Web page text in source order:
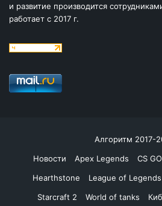
и развитие производится
работает с 2017 г.
Алгоритм 2017-
Новости
Apex Legends CS GO
Hearthstone
League of Legends
Starcraft 2
World of tanks